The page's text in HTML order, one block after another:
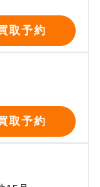
取予約
取予約